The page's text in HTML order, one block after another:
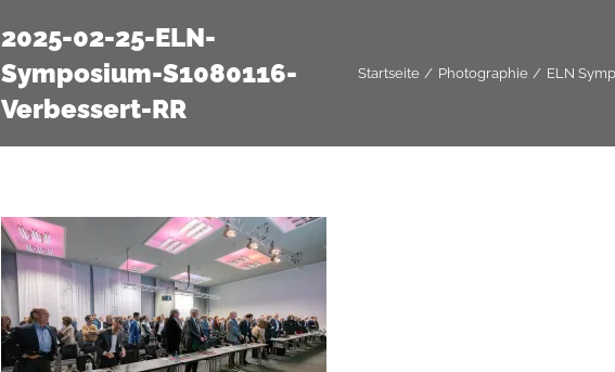
2025-02-25-ELN-
Symposium-S1080116-
Verbessert-RR
Startseite Photographie ELN